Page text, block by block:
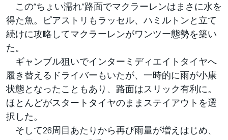
この“ちょい濡れ”路面でマクラーレンはまさに水を
得た魚。ピアストリもラッセル、ハミルトンと立て
続けに攻略してマクラーレンがワンツー態勢を築い
た。
ギャンブル狙いでインターミディエイトタイヤへ
履き替えるドライバーもいたが、一時的に雨が小康
状態となったこともあり、路面はスリック有利に。
ほとんどがスタートタイヤのままステイアウトを選
択した。
そして26周目あたりから再び雨量が増えはじめ、